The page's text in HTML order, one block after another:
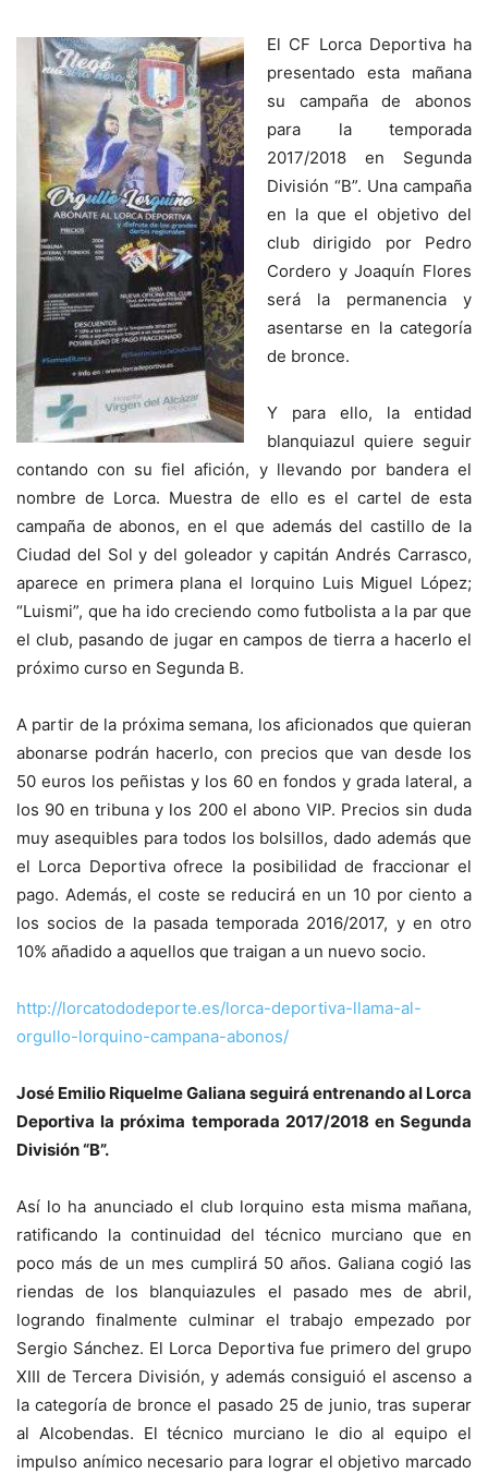
El CF Lorca Deportiva ha
presentado esta mañana
su campaña de abonos
para la temporada
2017/2018 en Segunda
División “B”. Una campaña
en la que el objetivo del
club dirigido por Pedro
Cordero y Joaquín Flores
será la permanencia y
asentarse en la categoría
de bronce.
Y para ello, la entidad
blanquiazul quiere seguir
contando con su fiel afición, y llevando por bandera el
nombre de Lorca. Muestra de ello es el cartel de esta
campaña de abonos, en el que además del castillo de la
Ciudad del Sol y del goleador y capitán Andrés Carrasco,
aparece en primera plana el lorquino Luis Miguel López;
“Luismi”, que ha ido creciendo como futbolista a la par que
el club, pasando de jugar en campos de tierra a hacerlo el
próximo curso en Segunda B.
A partir de la próxima semana, los aficionados que quieran
abonarse podrán hacerlo, con precios que van desde los
50 euros los peñistas y los 60 en fondos y grada lateral, a
los 90 en tribuna y los 200 el abono VIP. Precios sin duda
muy asequibles para todos los bolsillos, dado además que
el Lorca Deportiva ofrece la posibilidad de fraccionar el
pago. Además, el coste se reducirá en un 10 por ciento a
los socios de la pasada temporada 2016/2017, y en otro
10% añadido a aquellos que traigan a un nuevo socio.
http://lorcatododeporte.es/lorca-deportiva-llama-al-
orgullo-lorquino-campana-abonos/
José Emilio Riquelme Galiana seguirá entrenando al Lorca
Deportiva la próxima temporada 2017/2018 en Segunda
División “B”.
Así lo ha anunciado el club lorquino esta misma mañana,
ratificando la continuidad del técnico murciano que en
poco más de un mes cumplirá 50 años. Galiana cogió las
riendas de los blanquiazules el pasado mes de abril,
logrando finalmente culminar el trabajo empezado por
Sergio Sánchez. El Lorca Deportiva fue primero del grupo
XIII de Tercera División, y además consiguió el ascenso a
la categoría de bronce el pasado 25 de junio, tras superar
al Alcobendas. El técnico murciano le dio al equipo el
impulso anímico necesario para lograr el objetivo marcado